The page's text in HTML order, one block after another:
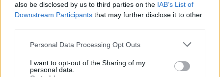
also be disclosed by us to third parties on the IAB’s List of
Downstream Participants that may further disclose it to other
Please note that this website/app uses one or more Google
not limited to your visit or usage behaviour. You may click to
grant or deny consent to Google and its third-party tags to
Personal Data Processing Opt Outs
I want to opt-out of the Sharing of my
personal data.
száz elbocsátott dolgozón segítene
közzétett felhívásának célja, hogy...